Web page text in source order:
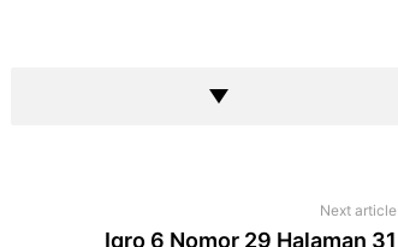
Next article
Iqro 6 Nomor 29 Halaman 31